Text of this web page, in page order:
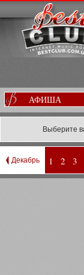
АФИША
Выберите
Декабрь 1 2 3